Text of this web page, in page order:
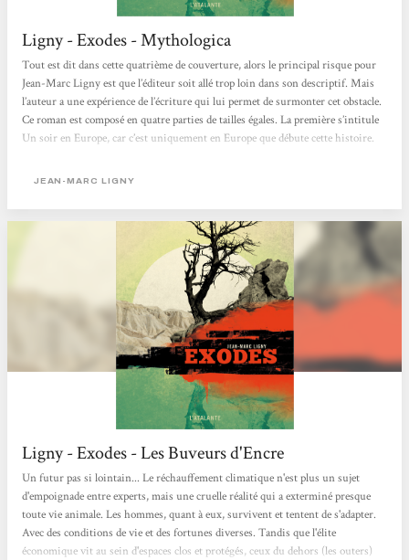
Ligny - Exodes - Mythologica
Tout est dit dans cette quatrième de couverture, alors le principal risque pour
Jean-Marc Ligny est que l’éditeur soit allé trop loin dans son descriptif. Mais
l’auteur a une expérience de l’écriture qui lui permet de surmonter cet obstacle.
Ce roman est composé en quatre parties de tailles égales. La première s’intitule
Un soir en Europe, car c’est uniquement en Europe que débute cette histoire.
haut. Malgré leur nombre, il ne se disperse pas et nous donne quelques clés de
JEAN-MARC LIGNY
Ligny - Exodes - Les Buveurs d'Encre
Un futur pas si lointain... Le réchauffement climatique n'est plus un sujet
d'empoignade entre experts, mais une cruelle réalité qui a exterminé presque
toute vie animale. Les hommes, quant à eux, survivent et tentent de s'adapter.
Avec des conditions de vie et des fortunes diverses. Tandis que l'élite
économique vit au sein d'espaces clos et protégés, ceux du dehors (les outers)